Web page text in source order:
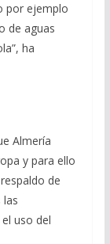
por ejemplo
de aguas
ha
Almería
y para ello
de
uso del